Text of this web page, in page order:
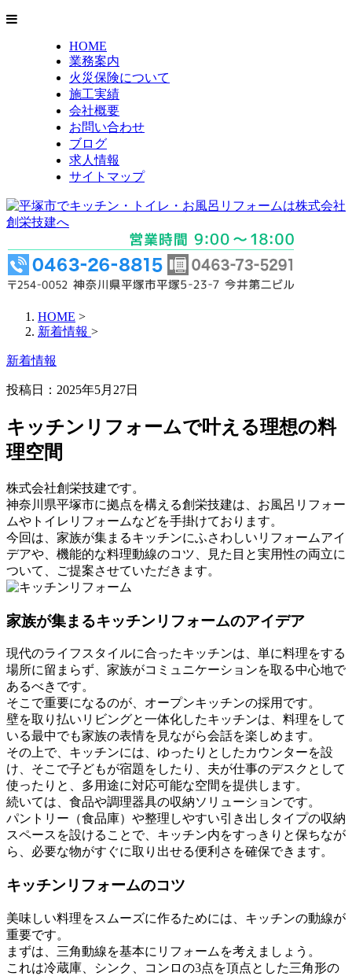
HOME
業務案内
火災保険について
施工実績
会社概要
お問い合わせ
ブログ
求人情報
サイトマップ
HOME >
新着情報 >
新着情報
投稿日： 2025年5月27日
キッチンリフォームで叶える理想の料
理空間
株式会社創栄技建です。
神奈川県平塚市に拠点を構える創栄技建は、お風呂リフォー
ムやトイレリフォームなどを手掛けております。
今回は、家族が集まるキッチンにふさわしいリフォームアイ
デアや、機能的な料理動線のコツ、見た目と実用性の両立に
ついて、ご提案させていただきます。
家族が集まるキッチンリフォームのアイデア
現代のライフスタイルに合ったキッチンは、単に料理をする
場所に留まらず、家族がコミュニケーションを取る中心地で
あるべきです。
そこで重要になるのが、オープンキッチンの採用です。
壁を取り払いリビングと一体化したキッチンは、料理をして
いる最中でも家族の表情を見ながら会話を楽しめます。
その上で、キッチンには、ゆったりとしたカウンターを設
け、そこで子どもが宿題をしたり、夫が仕事のデスクとして
使ったりと、多用途に対応可能な空間を提供します。
続いては、食品や調理器具の収納ソリューションです。
パントリー（食品庫）や整理しやすい引き出しタイプの収納
スペースを設けることで、キッチン内をすっきりと保ちなが
ら、必要な物がすぐに取り出せる便利さを確保できます。
キッチンリフォームのコツ
美味しい料理をスムーズに作るためには、キッチンの動線が
重要です。
まずは、三角動線を基本にリフォームを考えましょう。
これは冷蔵庫、シンク、コンロの3点を頂点とした三角形の